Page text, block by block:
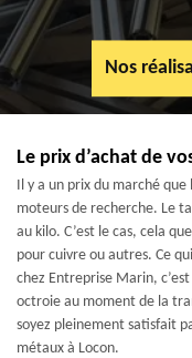
Nos
Le prix d’achat de
Il y a un prix du marché
moteurs de recherche. Le
au kilo. C’est le cas, cela
pour cuivre ou autres. Ce
chez Entreprise Marin,
octroie au moment de la
soyez pleinement satisfait
métaux à Locon.